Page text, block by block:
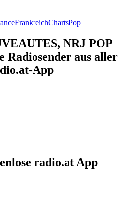
FrankreichChartsPop
NRJ POP
Radiosender aus aller
App
radio.at App